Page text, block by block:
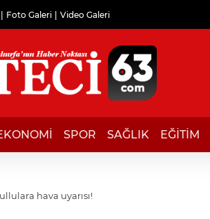
Foto Galeri Video Galeri
SPOR SAĞLIK EĞİTİM
hava uyarısı!